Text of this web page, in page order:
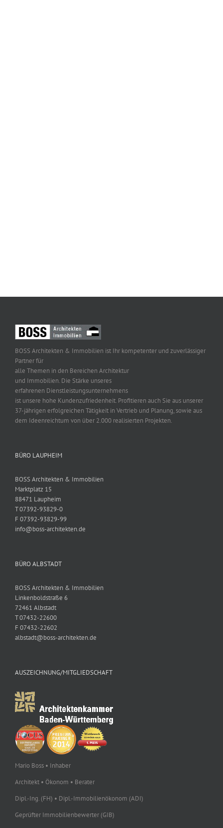
BOSS Architekten & Immobilien ist Ihr kompetenter und zuverlässiger
Partner für
alle Themen in den Bereichen Architektur
und Immobilien. Die Stärke unseres
erfahrenen Dienstleistungsunternehmens
ist unsere hohe Kundenzufriedenheit. Profitieren auch Sie aus unserer
37-jährigen erfolgreichen Tätigkeit in Vertrieb und Planung, sowie aus
dem Ideenreichtum von über 2.000 realisierten Projekten.
BÜRO LAUPHEIM
BOSS Architekten & Immobilien
Marktplatz 15
88471 Laupheim
T 07392-93829-0
F 07392-93829-99
info@boss-architekten.de
BÜRO ALBSTADT
BOSS Architekten & Immobilien
Linkenboldstraße 6
72461 Albstadt
T 07432-22600
F 07432-22602
albstadt@boss-architekten.de
AUSZEICHNUNG/MITGLIEDSCHAFT
Mario Boss • Inhaber
Architekt • Ökonom • Berater
Dipl.-Ing. (FH) • Dipl.-Immobilienökonom (ADI)
Geprüfter Immobilienbewerter (GIB)